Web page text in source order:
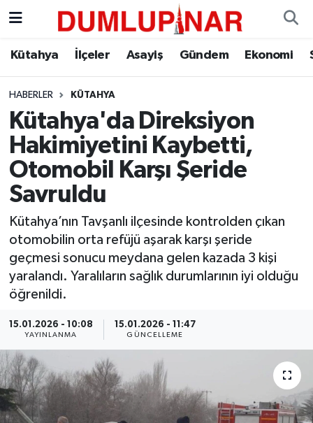
Kütahya İlçeler Asayiş Gündem Ekonomi
HABERLER KÜTAHYA
Kütahya'da Direksiyon
Hakimiyetini Kaybetti,
Otomobil Karşı Şeride
Savruldu
Kütahya’nın Tavşanlı ilçesinde kontrolden çıkan
otomobilin orta refüjü aşarak karşı şeride
geçmesi sonucu meydana gelen kazada 3 kişi
yaralandı. Yaralıların sağlık durumlarının iyi olduğu
öğrenildi.
15.01.2026 - 10:08
YAYINLANMA
15.01.2026 - 11:47
GÜNCELLEME
Asayiş
Diğer
Dünya
Ekonomi
Eleman
Gündem
Haber
Haber İlanlar
Kültür-Sanat
Kütahya Hava Durumu
Kütahya Trafik Yoğunluk Haritası
Süper Lig Puan Durumu ve Fikstür
Tüm Manşetler
Son Dakika Haberleri
Haber Arşivi